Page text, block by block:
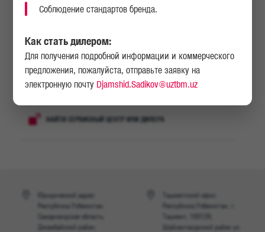
НАПИСАТЬ НАМ
НАЙТИ СЕРВИСНЫЙ ЦЕНТР ИЛИ ДИЛЕРА
Юридический адрес:
Республика Узбекистан,
Самаркандская область,
Джамбайский район,
Ташкентский офис:
Республика Узбекистан, г.
Ташкент, 100128,
Шайхантахурский район ул.
Соблюдение стандартов бренда.
Как стать дилером:
Для получения подробной информации и коммерческого
предложения, пожалуйста, отправьте заявку на
электронную почту Djamshid.Sadikov@uztbm.uz